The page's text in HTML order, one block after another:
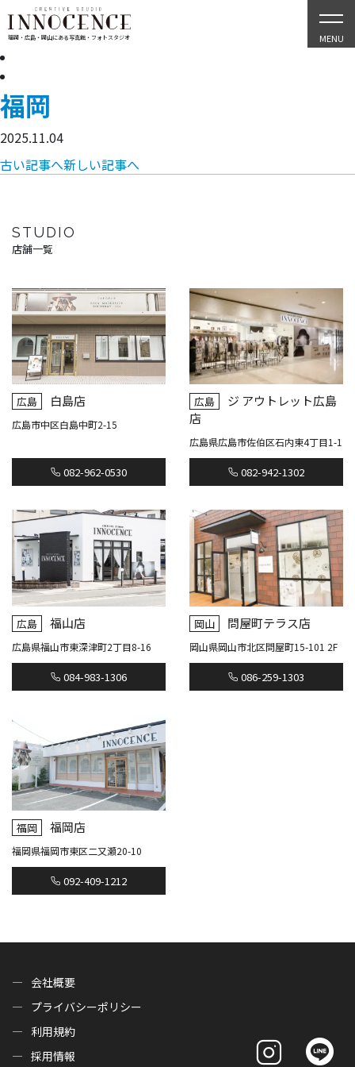
福岡・広島・岡山にある写真館・フォトスタジオ MENU
福岡
2025.11.04
古い記事へ新しい記事へ
STUDIO
店舗一覧
広島 白島店
広島市中区白島中町2-15
082-962-0530
広島
ジ アウトレット広島
店
広島県広島市佐伯区石内東4丁目1-1
082-942-1302
広島 福山店
広島県福山市東深津町2丁目8-16
084-983-1306
岡山 問屋町テラス店
岡山県岡山市北区問屋町15-101 2F
086-259-1303
福岡 福岡店
福岡県福岡市東区二又瀬20-10
092-409-1212
会社概要
プライバシーポリシー
利用規約
採用情報